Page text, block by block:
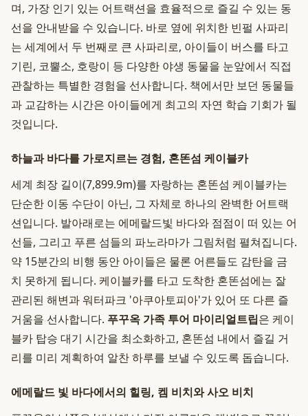
며, 가장 인기 있는 어트랙션을 효율적으로 즐길 수 있는 동
선을 안내받을 수 있습니다. 바로 옆에 위치한 빈펄 사파리
는 세계에서 두 번째로 큰 사파리로, 아이들이 버스를 타고
기린, 코뿔소, 호랑이 등 다양한 야생 동물을 눈앞에서 직접
관찰하는 특별한 경험을 선사합니다. 책에서만 보던 동물들
과 교감하는 시간은 아이들에게 최고의 자연 학습 기회가 될
것입니다.
하늘과 바다를 가로지르는 경험, 혼똔섬 케이블카
세계 최장 길이(7,899.9m)를 자랑하는 혼똔섬 케이블카는
단순한 이동 수단이 아닌, 그 자체로 하나의 완벽한 어트랙
션입니다. 발아래로는 에메랄드빛 바다와 점점이 떠 있는 어
선들, 그리고 푸른 섬들의 파노라마가 그림처럼 펼쳐집니다.
약 15분간의 비행 동안 아이들은 물론 어른들도 감탄을 금
치 못하게 됩니다. 케이블카를 타고 도착한 혼똔섬에는 잘
관리된 해변과 워터파크 '아쿠아토피아'가 있어 또 다른 즐
거움을 선사합니다. 푸꾸옥 가족 투어 마이리얼트립은 케이
블카 탑승 대기 시간을 최소화하고, 혼똔섬 내에서 즐길 거
리를 미리 계획하여 알찬 하루를 보낼 수 있도록 돕습니다.
에메랄드 빛 바다에서의 힐링, 켐 비치와 사오 비치